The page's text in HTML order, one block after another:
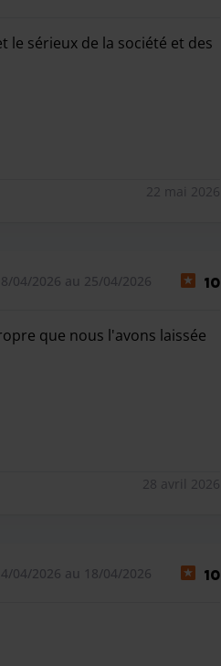
le sérieux de la société et des
22 mai 2026
04/2026 au 25/04/2026 10
que nous l'avons laissée
28 avril 2026
04/2026 au 18/04/2026 10